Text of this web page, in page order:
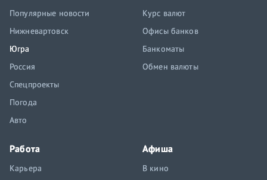
Популярные новости
Нижневартовск
Югра
Россия
Спецпроекты
Погода
Авто
Курс валют
Офисы банков
Банкоматы
Обмен валюты
Работа
Карьера
Афиша
В кино